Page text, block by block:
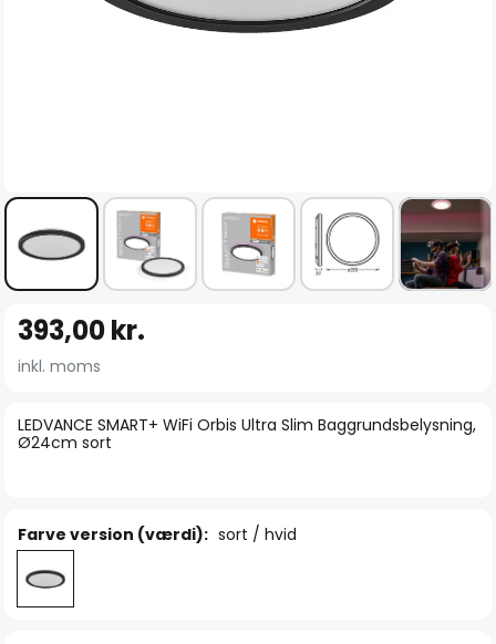
starten
billedgalleriet
LEDVANCE SMART+ WiFi Orbis Ultra Slim Baggrundsbelysning,
Ø24cm sort
393,00 kr.
inkl. moms
Farve version (værdi): sort / hvid